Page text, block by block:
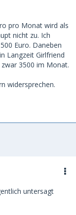
pro Monat wird als
nicht zu. Ich
Euro. Daneben
Langzeit Girlfriend
3500 im Monat.
widersprechen.
untersagt